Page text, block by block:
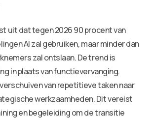
uit dat tegen 2026 90 procent van
AI zal gebruiken, maar minder dan
zal ontslaan. De trend is
in plaats van functievervanging.
van repetitieve taken naar
werkzaamheden. Dit vereist
en begeleiding om de transitie